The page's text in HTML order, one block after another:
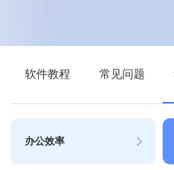
软件教程 常见问题
办公效率